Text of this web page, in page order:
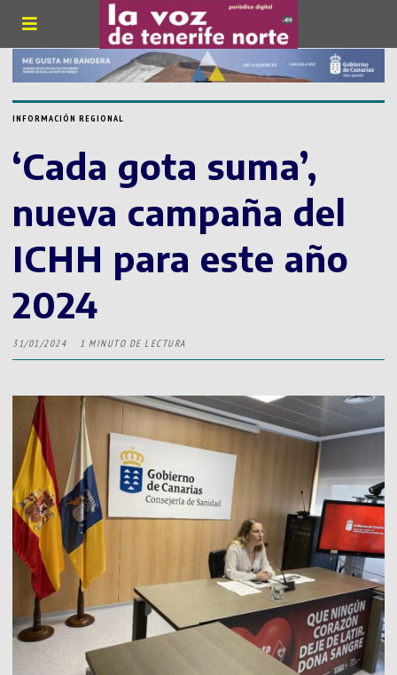
INFORMACIÓN REGIONAL
‘Cada gota suma’,
nueva campaña del
ICHH para este año
2024
31/01/2024 1 MINUTO DE LECTURA